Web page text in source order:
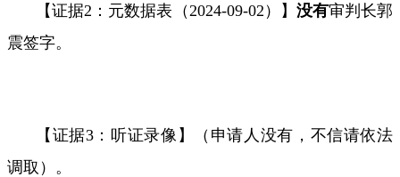
【证据2 ：元数据表（ 2024-09-02 ）】 没有审判长郭
震签字。
【证据3：听证录像】（申请人没有，不信请依法
调取）。